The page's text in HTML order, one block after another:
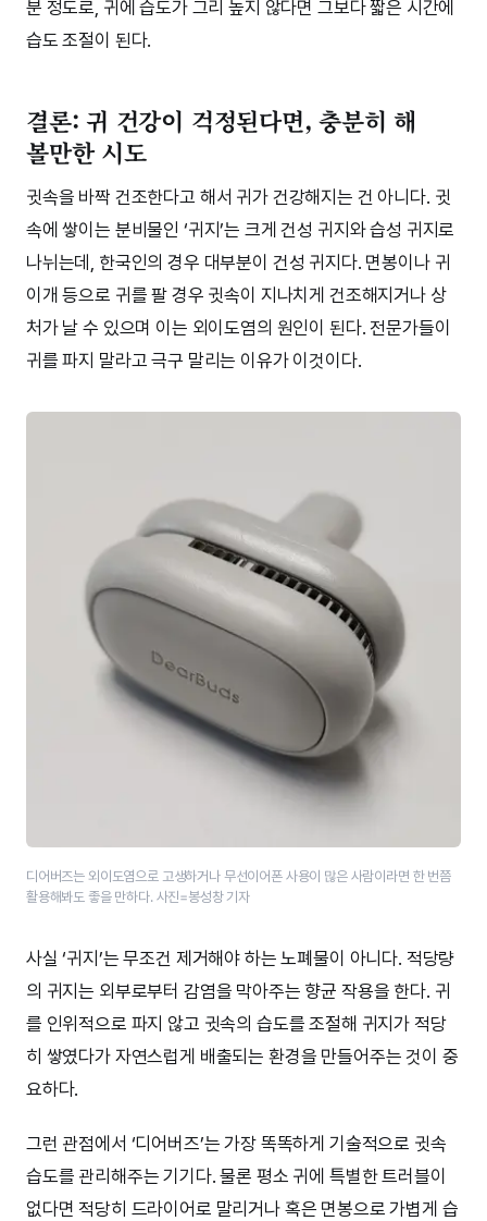
분 정도로, 귀에 습도가 그리 높지 않다면 그보다 짧은 시간에
습도 조절이 된다.
결론: 귀 건강이 걱정된다면, 충분히 해
볼만한 시도
귓속을 바짝 건조한다고 해서 귀가 건강해지는 건 아니다. 귓
속에 쌓이는 분비물인 ‘귀지’는 크게 건성 귀지와 습성 귀지로
나뉘는데, 한국인의 경우 대부분이 건성 귀지다. 면봉이나 귀
이개 등으로 귀를 팔 경우 귓속이 지나치게 건조해지거나 상
처가 날 수 있으며 이는 외이도염의 원인이 된다. 전문가들이
귀를 파지 말라고 극구 말리는 이유가 이것이다.
디어버즈는 외이도염으로 고생하거나 무선이어폰 사용이 많은 사람이라면 한 번쯤
활용해봐도 좋을 만하다. 사진=봉성창 기자​
사실 ‘귀지’는 무조건 제거해야 하는 노폐물이 아니다. 적당량
의 귀지는 외부로부터 감염을 막아주는 향균 작용을 한다. 귀
를 인위적으로 파지 않고 귓속의 습도를 조절해 귀지가 적당
히 쌓였다가 자연스럽게 배출되는 환경을 만들어주는 것이 중
요하다.
그런 관점에서 ‘디어버즈’는 가장 똑똑하게 기술적으로 귓속
습도를 관리해주는 기기다. 물론 평소 귀에 특별한 트러블이
없다면 적당히 드라이어로 말리거나 혹은 면봉으로 가볍게 습